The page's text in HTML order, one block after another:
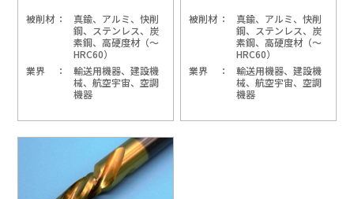
被削材
真鍮、アルミ、快削
鋼、ステンレス、炭
素鋼、高硬度材（～
HRC60）
業界
輸送用機器、建設機
械、航空宇宙、空調
機器
被削材
真鍮、アルミ、快削
鋼、ステンレス、炭
素鋼、高硬度材（～
HRC60）
業界
輸送用機器、建設機
械、航空宇宙、空調
機器